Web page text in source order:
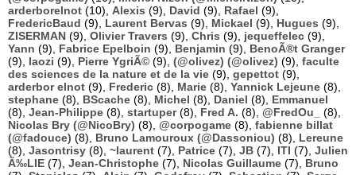
arderborelnot (10), Alexis (9), David (9), Rafael (9),
FredericBaud (9), Laurent Bervas (9), Mickael (9), Hugues (9),
ZISERMAN (9), Olivier Travers (9), Chris (9), jequeffelec (9),
Yann (9), Fabrice Epelboin (9), Benjamin (9), BenoÃ®t Granger
(9), laozi (9), Pierre YgriÃ© (9), (@olivez) (@olivez) (9), faculte
des sciences de la nature et de la vie (9), gepettot (9),
arderbor elnot (9), Frederic (8), Marie (8), Yannick Lejeune (8),
stephane (8), BScache (8), Michel (8), Daniel (8), Emmanuel
(8), Jean-Philippe (8), startuper(8), Fred A. (8), @FredOu_
(8),
Nicolas Bry (@NicoBry) (8), @corpogame (8), fabienne billat
(@fadouce) (8), Bruno Lamouroux (@Dassoniou) (8), Lereune
(8), Jasontrisy (8), ~laurent (7), Patrice (7), JB (7), ITI (7), Julien
Ã‰LIE (7), Jean-Christophe (7), Nicolas Guillaume (7), Bruno